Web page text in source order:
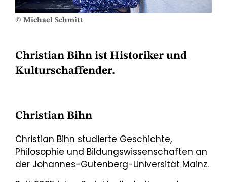
© Michael Schmitt
Christian Bihn ist Historiker und
Kulturschaffender.
Christian Bihn
Christian Bihn studierte Geschichte,
Philosophie und Bildungswissenschaften an
der Johannes-Gutenberg-Universität Mainz.